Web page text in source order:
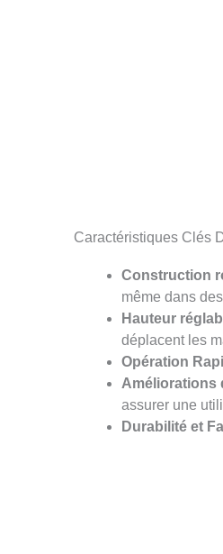
Caractéristiques Clés
Construction
même dans
Hauteur
déplacent les
Opération
Améliorations
assurer une
Durabilité et